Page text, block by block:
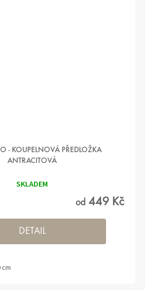
- KOUPELNOVÁ PŘEDLOŽKA
ANTRACITOVÁ
SKLADEM
od 449 Kč
DETAIL
cm